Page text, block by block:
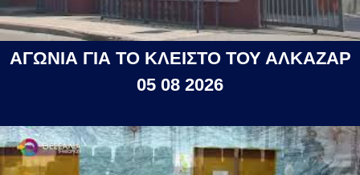
ΑΓΩΝΙΑ ΓΙΑ ΤΟ ΚΛΕΙΣΤΟ ΤΟΥ ΑΛΚΑΖΑΡ
05 08 2026